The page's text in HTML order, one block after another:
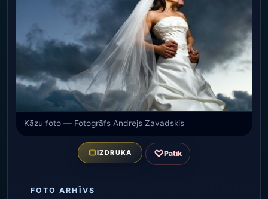
Kāzu foto — Fotogrāfs Andrejs Zavadskis
IZDRUKA ♡Patīk
FOTO ARHĪVS